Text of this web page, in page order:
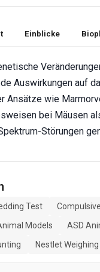
Einblicke
Auswirkungen auf
Ansätze wie
bei Mäusen
Störungen
Test
Models
ASD
Nestlet Weighing